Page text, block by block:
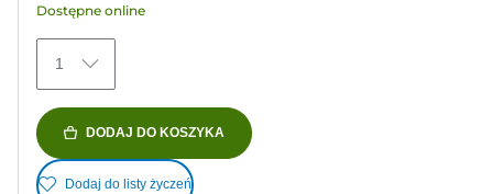
Dostępne online
1
DODAJ DO KOSZYKA
Dodaj do listy życzeń